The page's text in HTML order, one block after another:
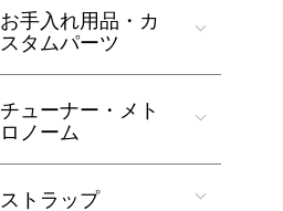
お手入れ用品・カ
スタムパーツ
チューナー・メト
ロノーム
ストラップ